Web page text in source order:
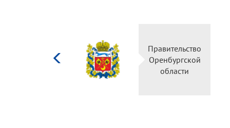
Министерство
культуры
Российской
федерации